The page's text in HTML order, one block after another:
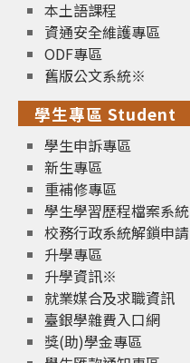
本土語課程
資通安全維護專區
ODF專區
舊版公文系統※
學生專區 Student
學生申訴專區
新生專區
重補修專區
學生學習歷程檔案系統
校務行政系統解鎖申請
升學專區
升學資訊※
就業媒合及求職資訊
臺銀學雜費入口網
獎(助)學金專區